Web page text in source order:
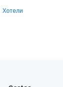
Хотели